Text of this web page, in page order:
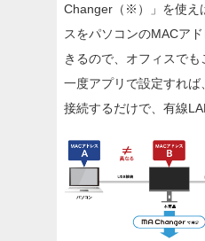
Changer（※）」を使え
スをパソコンのMACア
きるので、オフィスでも
一度アプリで設定すれ
接続するだけで、有線